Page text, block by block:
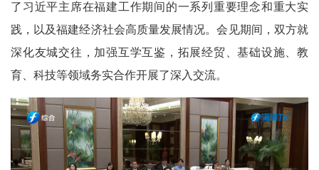
了习近平主席在福建工作期间的一系列重要理念和重大实
践，以及福建经济社会高质量发展情况。会见期间，双方就
深化友城交往，加强互学互鉴，拓展经贸、基础设施、教
育、科技等领域务实合作开展了深入交流。